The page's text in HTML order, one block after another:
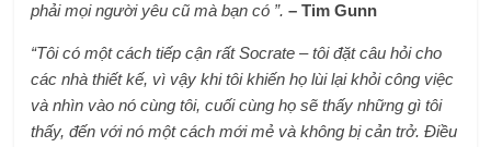
phải mọi người yêu cũ mà bạn có ”.– Tim Gunn
“Tôi có một cách tiếp cận rất Socrate – tôi đặt câu hỏi cho
các nhà thiết kế, vì vậy khi tôi khiến họ lùi lại khỏi công việc
và nhìn vào nó cùng tôi, cuối cùng họ sẽ thấy những gì tôi
thấy, đến với nó một cách mới mẻ và không bị cản trở. Điều